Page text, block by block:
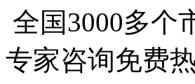
全国3000多个
专家咨询免费